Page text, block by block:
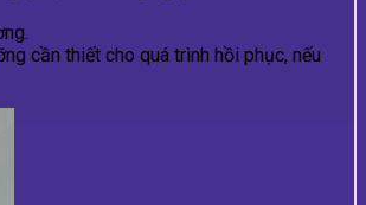
cần thiết cho quá trình hồi phục, nếu